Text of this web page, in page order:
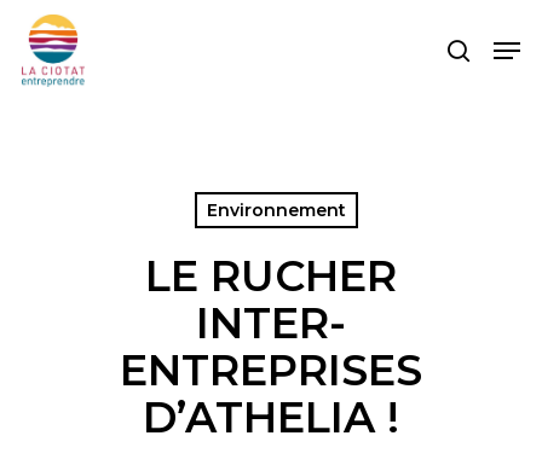
main
search
Environnement
LE RUCHER
INTER-
ENTREPRISES
D’ATHELIA !